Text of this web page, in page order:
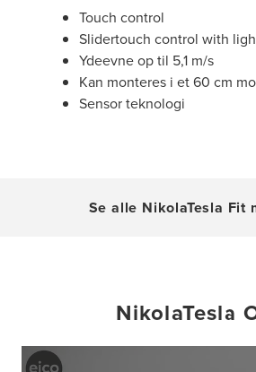
Touch control
Slidertouch control with
Ydeevne op til 5,1 m/s
Kan monteres i et 60 cm
Sensor teknologi
Se alle NikolaTesla Fit
NikolaTesla